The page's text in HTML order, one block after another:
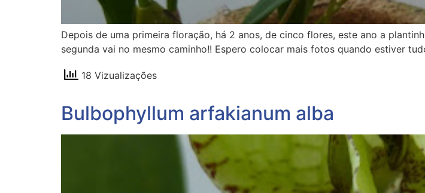
Depois de uma primeira floração, há 2 anos, de cinco flores, este ano a
segunda vai no mesmo caminho!! Espero colocar mais fotos quando estiver
18 Vizualizações
Bulbophyllum arfakianum alba